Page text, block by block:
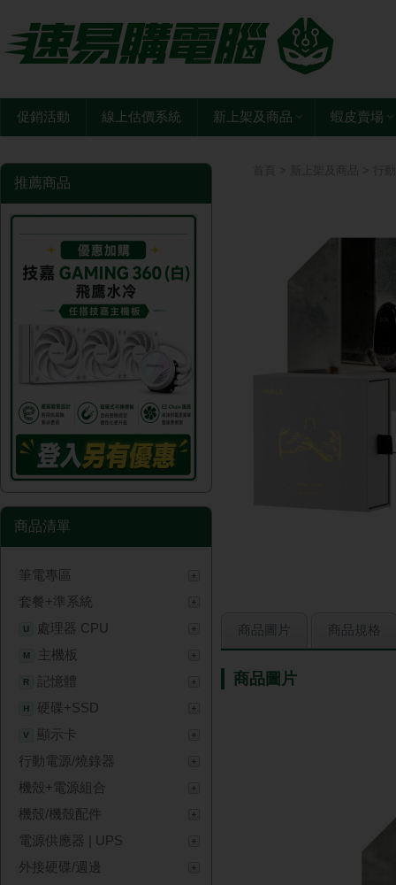
促銷活動 線上估價系統 新上架及商品 蝦皮賣場
推薦商品
商品清單
筆電專區
套餐+準系統
U 處理器 CPU
M 主機板
R 記憶體
H 硬碟+SSD
V
顯示卡
行動電源/燒錄器
機殼+電源組合
機殼/機殼配件
電源供應器 | UPS
外接硬碟/週邊
商品圖片 商品規格
商品圖片